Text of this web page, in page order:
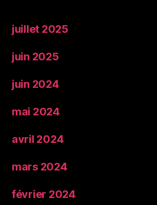
juillet 2025
juin 2025
juin 2024
mai 2024
avril 2024
mars 2024
février 2024